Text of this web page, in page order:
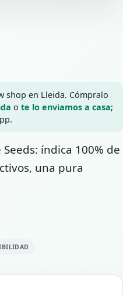
shop en Lleida. Cómpralo
ote lo enviamos a casa;
índica 100% de
una pura